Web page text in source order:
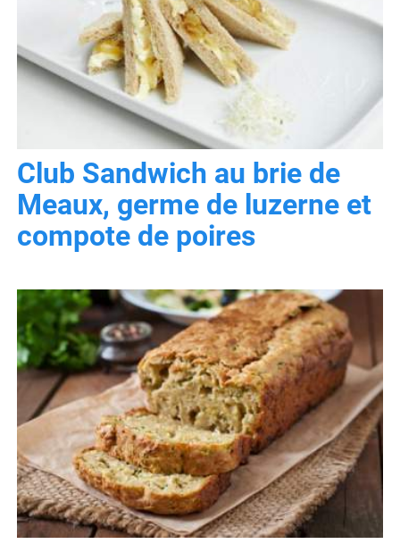
Club Sandwich au brie de
Meaux, germe de luzerne et
compote de poires